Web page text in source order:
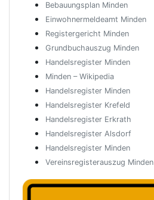
Bebauungsplan Minden
Einwohnermeldeamt Minden
Registergericht Minden
Grundbuchauszug Minden
Handelsregister Minden
Minden – Wikipedia
Handelsregister Minden
Handelsregister Krefeld
Handelsregister Erkrath
Handelsregister Alsdorf
Handelsregister Minden
Vereinsregisterauszug Minden